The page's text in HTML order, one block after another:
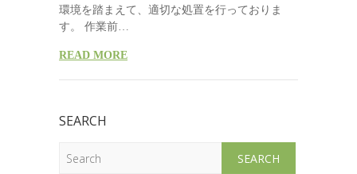
環境を踏まえて、適切な処置を行っておりま
す。 作業前…
READ MORE
SEARCH